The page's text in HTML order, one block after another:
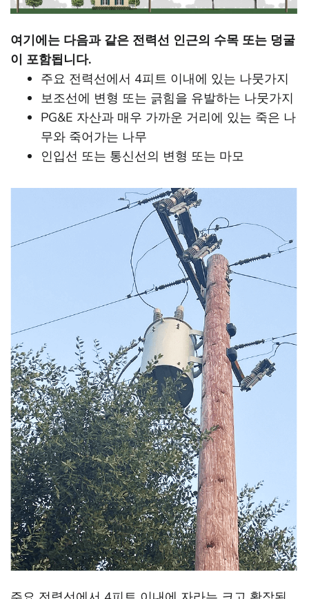
여기에는 다음과 같은 전력선 인근의 수목 또는 덩굴
이 포함됩니다.
주요 전력선에서 4피트 이내에 있는 나뭇가지
보조선에 변형 또는 긁힘을 유발하는 나뭇가지
PG&E 자산과 매우 가까운 거리에 있는 죽은 나
무와 죽어가는 나무
인입선 또는 통신선의 변형 또는 마모